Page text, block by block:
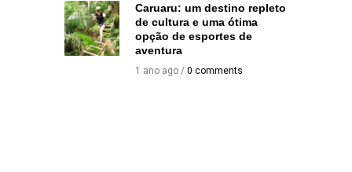
Caruaru: um destino repleto
de cultura e uma ótima
opção de esportes de
aventura
1 ano ago / 0 comments